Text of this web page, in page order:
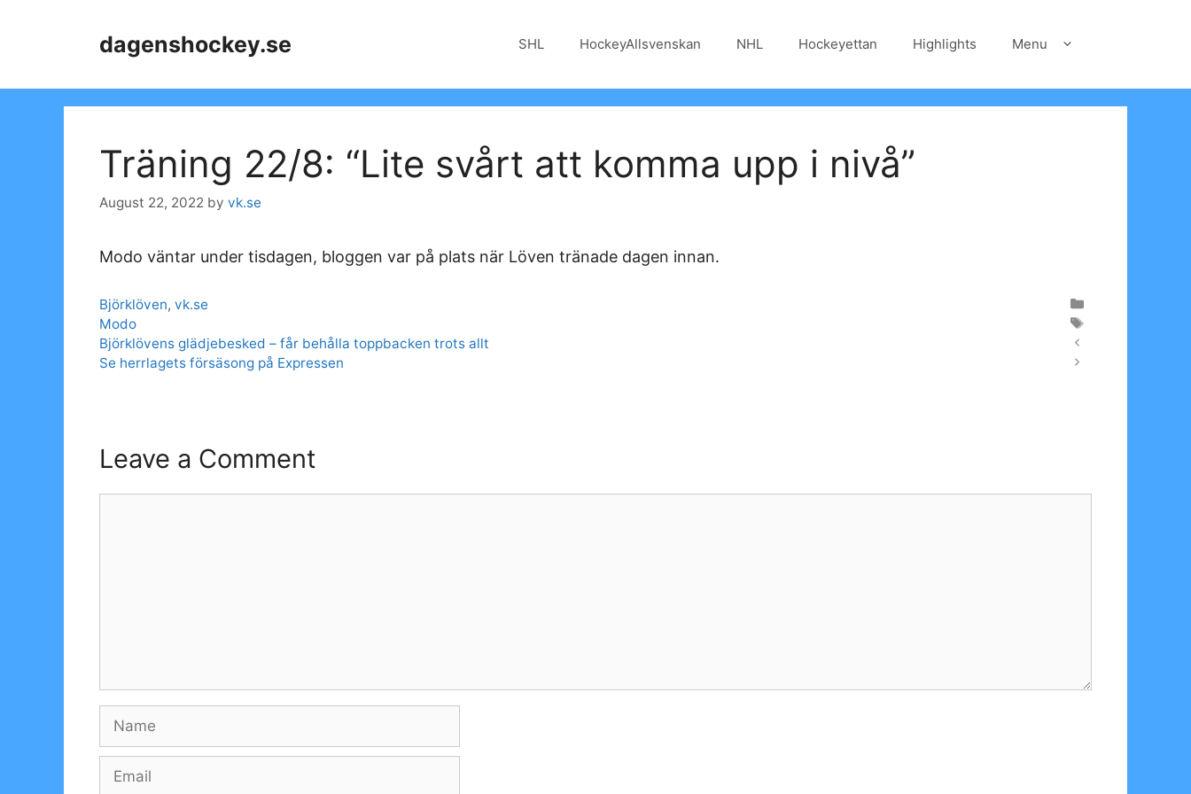
dagenshockey.se SHL HockeyAllsvenskan NHL Hockeyettan Highlights Menu
Träning 22/8: “Lite svårt att komma upp i nivå”
August 22, 2022 by vk.se
Modo väntar under tisdagen, bloggen var på plats när Löven tränade dagen innan.
Categories
Björklöven, vk.se
Tags
Modo
Björklövens glädjebesked – får behålla toppbacken trots allt
Se herrlagets försäsong på Expressen
Leave a Comment
Name
Email